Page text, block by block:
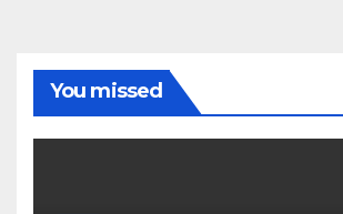
You missed